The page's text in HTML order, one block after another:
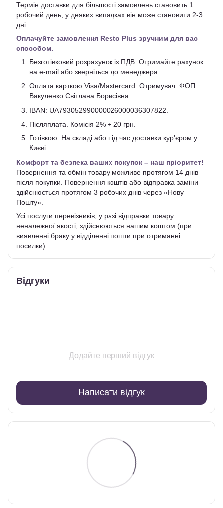
Термін доставки для більшості замовлень становить 1
робочий день, у деяких випадках він може становити 2-3
дні.
Оплачуйте замовлення Resto Plus зручним для вас
способом.
Безготівковий розрахунок із ПДВ. Отримайте рахунок
на e-mail або зверніться до менеджера.
Оплата карткою Visa/Mastercard. Отримувач: ФОП
Вакуленко Світлана Борисівна.
IBAN: UA793052990000026000036307822.
Післяплата. Комісія 2% + 20 грн.
Готівкою. На складі або під час доставки кур'єром у
Києві.
Комфорт та безпека ваших покупок – наш пріоритет!
Повернення та обмін товару можливе протягом 14 днів
після покупки. Повернення коштів або відправка заміни
здійснюється протягом 3 робочих днів через «Нову
Пошту».
Усі послуги перевізників, у разі відправки товару
неналежної якості, здійснюються нашим коштом (при
виявленні браку у відділенні пошти при отриманні
посилки).
Відгуки
Додайте перший відгук
Написати відгук